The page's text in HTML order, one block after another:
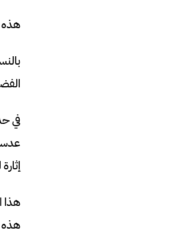
هذه
في
هذا
هذه